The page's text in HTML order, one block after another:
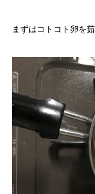
まずはコトコト卵を